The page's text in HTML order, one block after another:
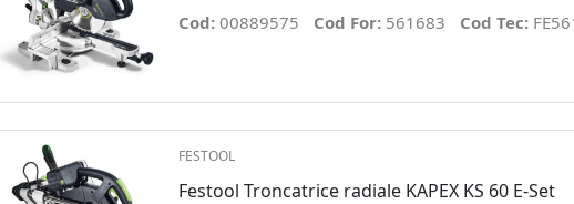
Cod: 00889575 Cod For: 561683 Cod Tec:
FESTOOL
Festool Troncatrice radiale KAPEX KS 60 E-Set